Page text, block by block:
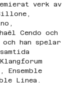
verk av
Cendo och
och han spelar
Ensemble
Linea.